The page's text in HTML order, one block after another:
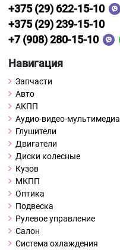
+375 (29) 622-15-10
+375 (29) 239-15-10
+7 (908) 280-15-10
Навигация
Запчасти
Авто
АКПП
Аудио-видео-мультимедиа
Глушители
Двигатели
Диски колесные
Кузов
МКПП
Оптика
Подвеска
Рулевое управление
Салон
Система охлаждения